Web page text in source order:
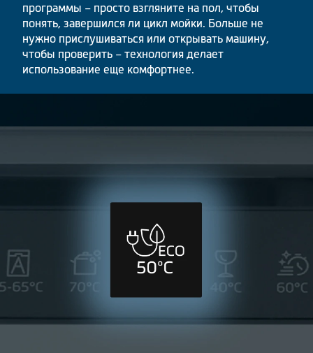
программы – просто взгляните на пол, чтобы
понять, завершился ли цикл мойки. Больше не
нужно прислушиваться или открывать машину,
чтобы проверить – технология делает
использование еще комфортнее.